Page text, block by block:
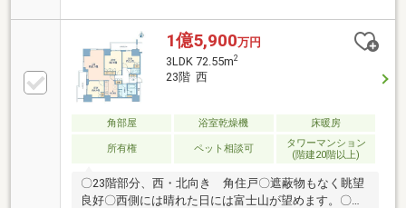
んでからも安心のアフターサービス保証付き◆大切な
ペットと一緒に暮らせます！（細則有）◆管理体制の
優れた総戸数308戸の大規模マンション◆リフォーム
内容（2025年9月完成） 〇キッチン交換（食洗器付
き） 〇ユニットバス交換（追い焚き機能・浴室乾燥
機付き） 〇トイレ交換 〇洗面化粧台交換 〇フロ
ーリング、フロアタイル貼替 〇ハウスクリーニン
グ ほか＜野島＞※室内の家具・インテリアはイメー
ジ用のもので、販売物件には含まれません。
1億5,900万円
3LDK 72.55m2
23階 西
角部屋 浴室乾燥機 床暖房
所有権 ペット相談可
タワーマンション
(階建20階以上)
〇23階部分、西・北向き 角住戸〇遮蔽物もなく眺望
良好〇西側には晴れた日には富士山が望めます。〇リ